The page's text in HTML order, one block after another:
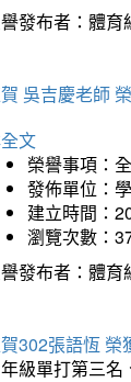
發布者：體育
吳吉慶老師
文
榮譽事項：
發佈單位：
建立時間：
瀏覽次數：
發布者：體育
302張語恆 榮
級單打第三名